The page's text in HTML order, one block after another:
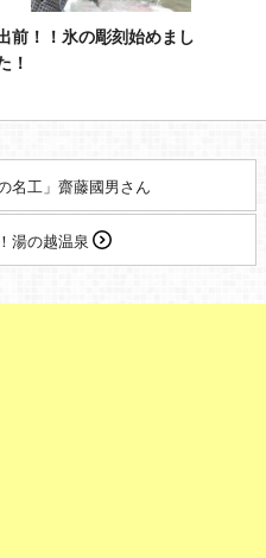
前！！氷の彫刻始めまし
！
名工」齋藤國男さん
湯の越温泉